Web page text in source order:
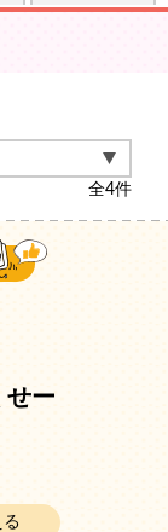
全4件
せー
る